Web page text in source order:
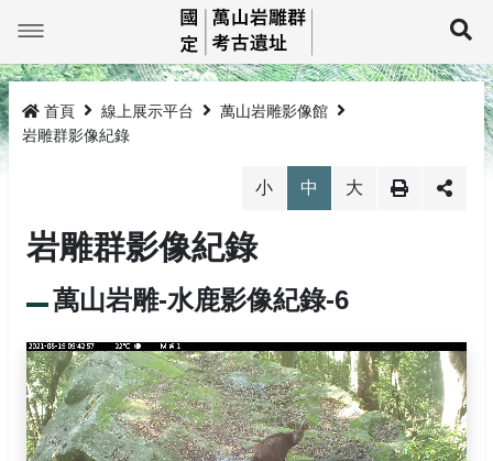
要
內
容
最新消息
最新消息
萬山巡禮
TKM1孤巴察峨
TKM2祖布里里
TKM3莎娜奇勒娥
TKM4大軋拉烏
生態環境
萬山岩雕影像館
環景影像
3D影像
媒體介紹
萬山岩雕圖像館
岩雕刻紋展示
岩雕拓片展示
教育推廣
活動公告
活動成果
圖文繪本
研究與成果
線上電子書
探勘紀錄及監管保護
監管保護成果
法規與申請
探訪登記
相關法規
網站導覽
首頁 線上展示平台
萬山岩雕影像館
岩雕群影像紀錄
小 中 大
岩雕群影像紀錄
萬山岩雕-水鹿影像紀錄-6